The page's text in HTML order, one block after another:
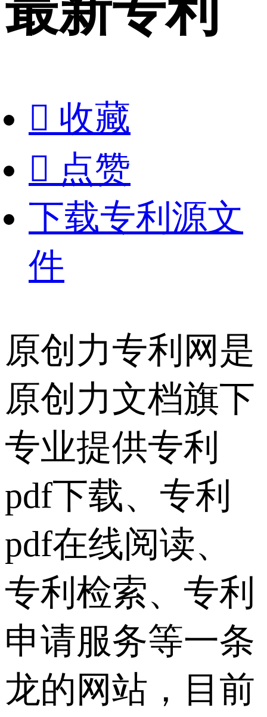
 收藏
 点赞
下载专利源文
件
原创力专利网是
原创力文档旗下
专业提供专利
pdf下载、专利
pdf在线阅读、
专利检索、专利
申请服务等一条
龙的网站，目前